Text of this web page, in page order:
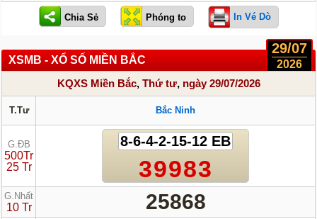
In Vé Dò
XSMB - XỔ SỐ MIỀN BẮC
29/07
2026
KQXS Miền Bắc, Thứ tư, ngày 29/07/2026
T.Tư Bắc Ninh
G.ĐB
500Tr
25 Tr
8-6-4-2-15-12 EB
39983
G.Nhất
10 Tr 25868